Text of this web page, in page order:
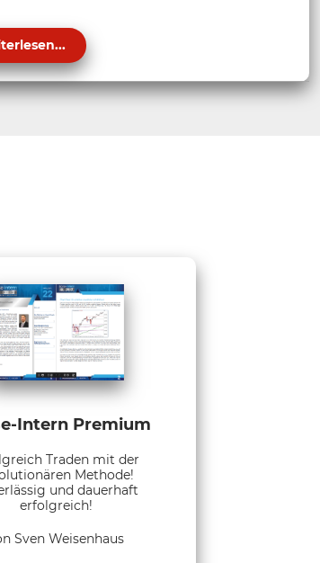
Intern Premium
Traden mit der
Methode!
und dauerhaft
erfolgreich!
Sven Weisenhaus